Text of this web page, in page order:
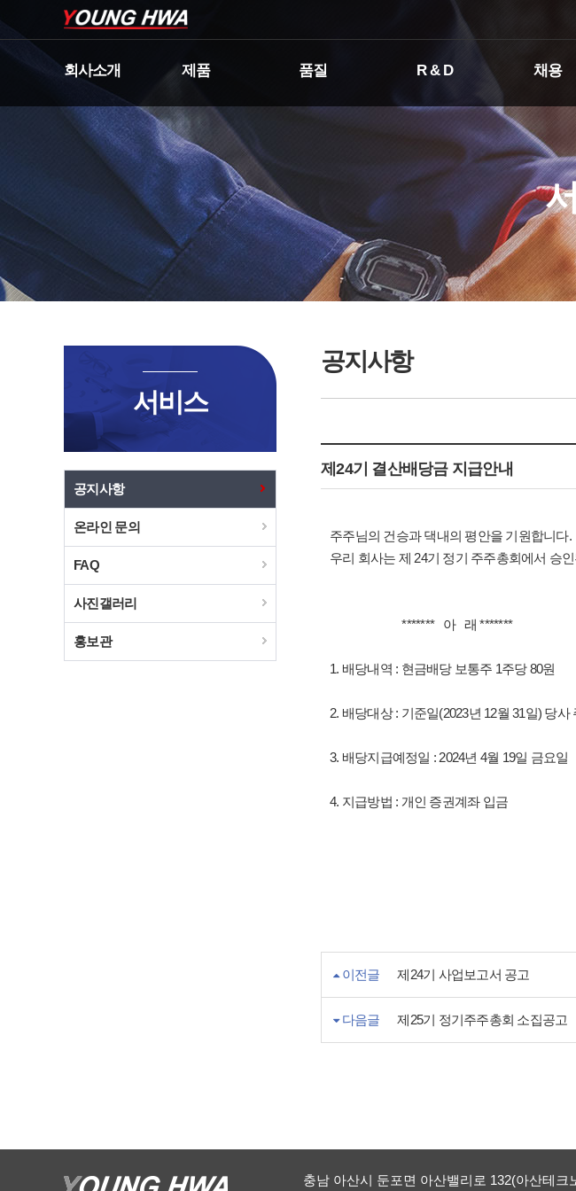
회사소개 제품 품질 R & D 채용
서비스
공지사항
온라인 문의
FAQ
사진갤러리
홍보관
공지사항
제24기 결산배당금 지급안내
주주님의 건승과 댁내의 평안을 기원합니다.
우리 회사는 제 24기 정기 주주총회에서 승
******* 아 래 *******
1. 배당내역 : 현금배당 보통주 1주당 80원
2. 배당대상 : 기준일(2023년 12월 31일) 당사
3. 배당지급예정일 : 2024년 4월 19일 금요일
4. 지급방법 : 개인 증권계좌 입금
이전글 제24기 사업보고서 공고
다음글 제25기 정기주주총회 소집공고
충남 아산시 둔포면 아산밸리로 132(아산테크